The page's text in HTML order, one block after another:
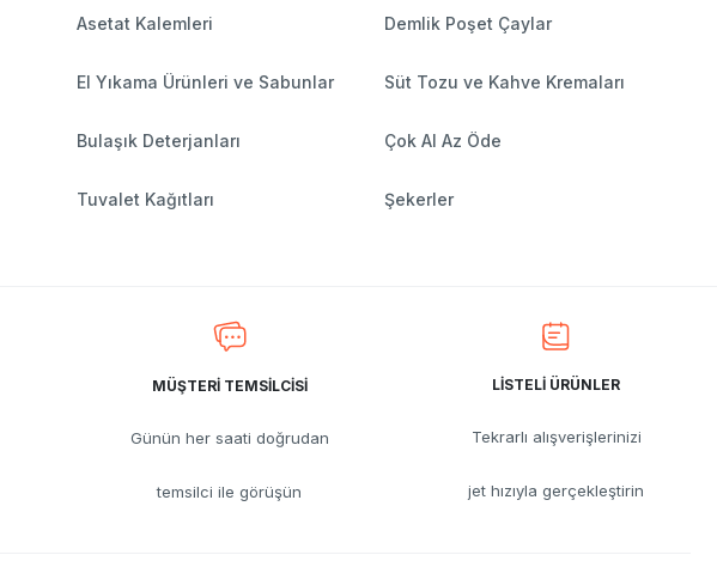
Asetat Kalemleri Demlik Poşet Çaylar
El Yıkama Ürünleri ve Sabunlar Süt Tozu ve Kahve Kremaları
Bulaşık Deterjanları Çok Al Az Öde
Tuvalet Kağıtları Şekerler
MÜŞTERİ TEMSİLCİSİ
Günün her saati doğrudan
temsilci ile görüşün
LİSTELİ ÜRÜNLER
Tekrarlı alışverişlerinizi
jet hızıyla gerçekleştirin